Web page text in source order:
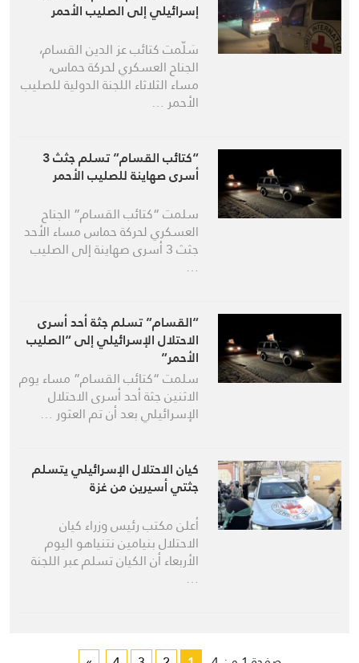
إسرائيلي إلى الصليب الأحمر
سَلّمت كتائب عز الدين القسام،
الجناح العسكري لحركة حماس،
مساء الثلاثاء اللجنة الدولية للصليب
الأحمر …
“كتائب القسام” تسلم جثث 3
أسرى صهاينة للصليب الأحمر
سلمت “كتائب القسام” الجناح
العسكري لحركة حماس مساء الأحد
جثث 3 أسرى صهاينة إلى الصليب
…
“القسام” تسلم جثة أحد أسرى
الاحتلال الإسرائيلي إلى “الصليب
الأحمر”
سلمت “كتائب القسام” مساء يوم
الاثنين جثة أحد أسرى الاحتلال
الإسرائيلي بعد أن تم العثور …
كيان الاحتلال الإسرائيلي يتسلم
جثتي أسيرين من غزة
أعلن مكتب رئيس وزراء كيان
الاحتلال بنيامين نتنياهو اليوم
الأربعاء أن الكيان تسلم عبر اللجنة
…